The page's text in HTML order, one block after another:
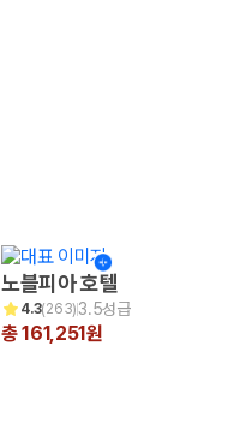
노블피아 호텔
4.3(263)3.5성급
총 161,251원